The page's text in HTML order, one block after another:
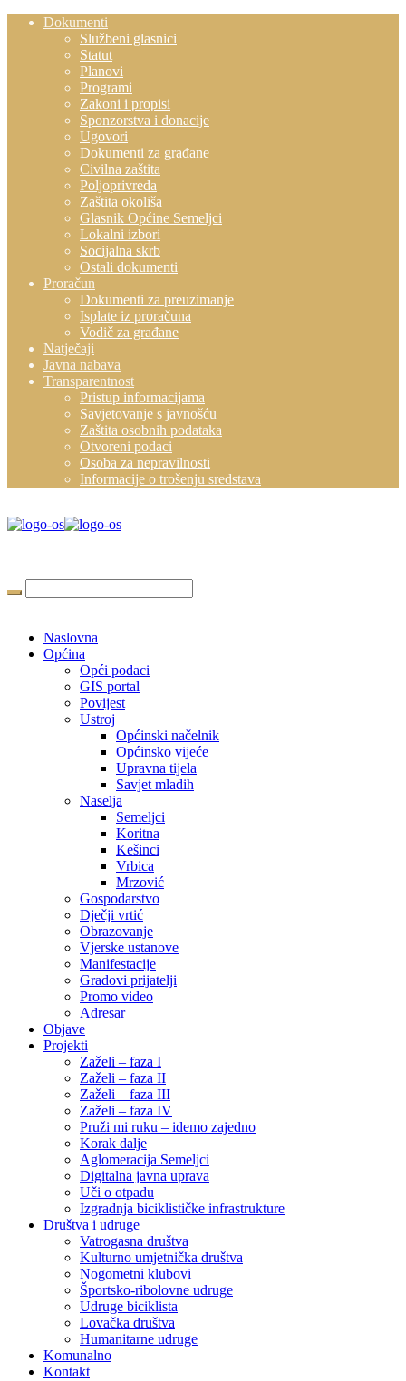
Dokumenti
Službeni glasnici
Statut
Planovi
Programi
Zakoni i propisi
Sponzorstva i donacije
Ugovori
Dokumenti za građane
Civilna zaštita
Poljoprivreda
Zaštita okoliša
Glasnik Općine Semeljci
Lokalni izbori
Socijalna skrb
Ostali dokumenti
Proračun
Dokumenti za preuzimanje
Isplate iz proračuna
Vodič za građane
Natječaji
Javna nabava
Transparentnost
Pristup informacijama
Savjetovanje s javnošću
Zaštita osobnih podataka
Otvoreni podaci
Osoba za nepravilnosti
Informacije o trošenju sredstava
Naslovna
Općina
Opći podaci
GIS portal
Povijest
Ustroj
Općinski načelnik
Općinsko vijeće
Upravna tijela
Savjet mladih
Naselja
Semeljci
Koritna
Kešinci
Vrbica
Mrzović
Gospodarstvo
Dječji vrtić
Obrazovanje
Vjerske ustanove
Manifestacije
Gradovi prijatelji
Promo video
Adresar
Objave
Projekti
Zaželi – faza I
Zaželi – faza II
Zaželi – faza III
Zaželi – faza IV
Pruži mi ruku – idemo zajedno
Korak dalje
Aglomeracija Semeljci
Digitalna javna uprava
Uči o otpadu
Izgradnja biciklističke infrastrukture
Društva i udruge
Vatrogasna društva
Kulturno umjetnička društva
Nogometni klubovi
Športsko-ribolovne udruge
Udruge biciklista
Lovačka društva
Humanitarne udruge
Komunalno
Kontakt